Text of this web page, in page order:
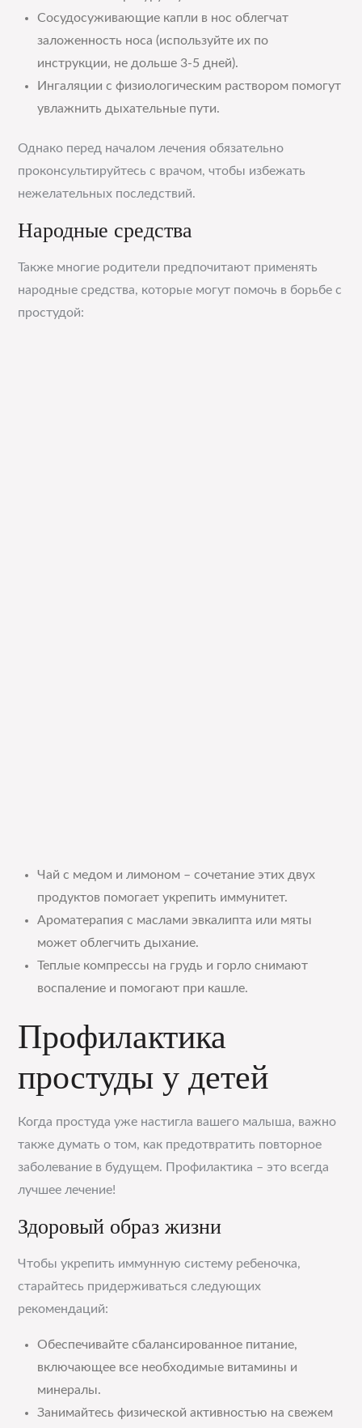
Сосудосуживающие капли в нос облегчат
заложенность носа (используйте их по
инструкции, не дольше 3-5 дней).
Ингаляции с физиологическим раствором помогут
увлажнить дыхательные пути.
Однако перед началом лечения обязательно
проконсультируйтесь с врачом, чтобы избежать
нежелательных последствий.
Народные средства
Также многие родители предпочитают применять
народные средства, которые могут помочь в борьбе с
простудой:
Чай с медом и лимоном – сочетание этих двух
продуктов помогает укрепить иммунитет.
Ароматерапия с маслами эвкалипта или мяты
может облегчить дыхание.
Теплые компрессы на грудь и горло снимают
воспаление и помогают при кашле.
Профилактика
простуды у детей
Когда простуда уже настигла вашего малыша, важно
также думать о том, как предотвратить повторное
заболевание в будущем. Профилактика – это всегда
лучшее лечение!
Здоровый образ жизни
Чтобы укрепить иммунную систему ребеночка,
старайтесь придерживаться следующих
рекомендаций:
Обеспечивайте сбалансированное питание,
включающее все необходимые витамины и
минералы.
Занимайтесь физической активностью на свежем